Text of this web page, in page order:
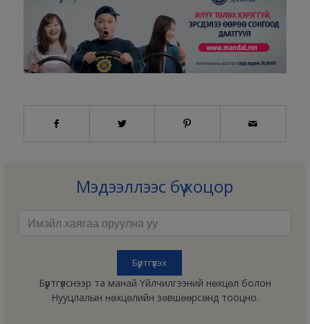
Мэдээллээс бүү хоцор
Бүртгүүлснээр та манай Үйлчилгээний нөхцөл болон
Нууцлалын нөхцөлийн зөвшөөрсөнд тооцно.